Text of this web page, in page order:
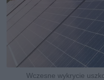
Wczesne wykrycie